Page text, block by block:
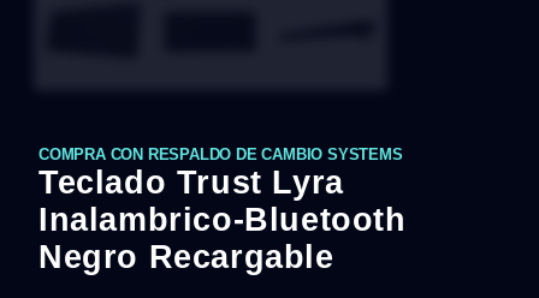
COMPRA CON RESPALDO DE CAMBIO SYSTEMS
Teclado Trust Lyra
Inalambrico-Bluetooth
Negro Recargable